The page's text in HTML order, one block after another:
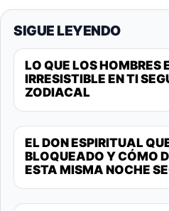
SIGUE LEYENDO
LO QUE LOS HOMBRES
IRRESISTIBLE EN TI
ZODIACAL
EL DON ESPIRITUAL
BLOQUEADO Y CÓMO
ESTA MISMA NOCHE